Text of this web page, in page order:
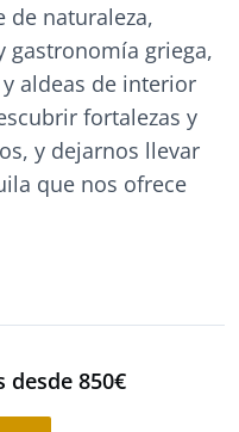
de naturaleza,
gastronomía griega,
aldeas de interior
fortalezas y
y dejarnos llevar
que nos ofrece
desde 850€